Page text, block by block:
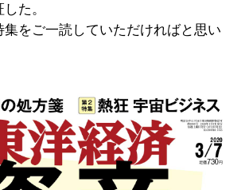
た。
ご一読していただければと思い